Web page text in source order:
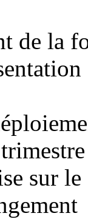
de la
sur